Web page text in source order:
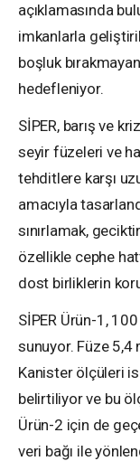
açıklamasında
imkanlarla
boşluk
hedefleniyor.
SİPER, barış ve
seyir füzeleri ve
tehditlere karşı
amacıyla
sınırlamak,
özellikle cephe
dost birliklerin
SİPER Ürün-1,
sunuyor. Füze
Kanister ölçüleri
belirtiliyor ve bu
Ürün-2 için de
veri bağı ile